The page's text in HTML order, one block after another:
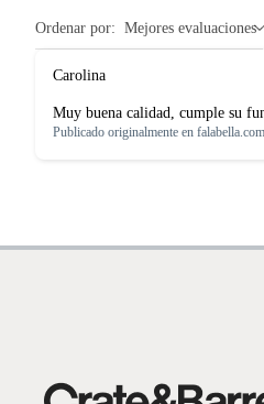
Ordenar por: Mejores evaluaciones
Carolina
Muy buena calidad, cumple su
Publicado originalmente en falabella.com